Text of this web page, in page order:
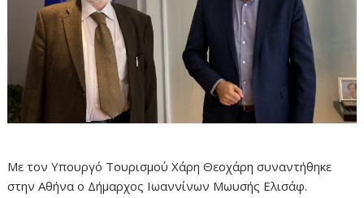
Με τον Υπουργό Τουρισμού Χάρη Θεοχάρη συναντήθηκε
στην Αθήνα ο Δήμαρχος Ιωαννίνων Μωυσής Ελισάφ.